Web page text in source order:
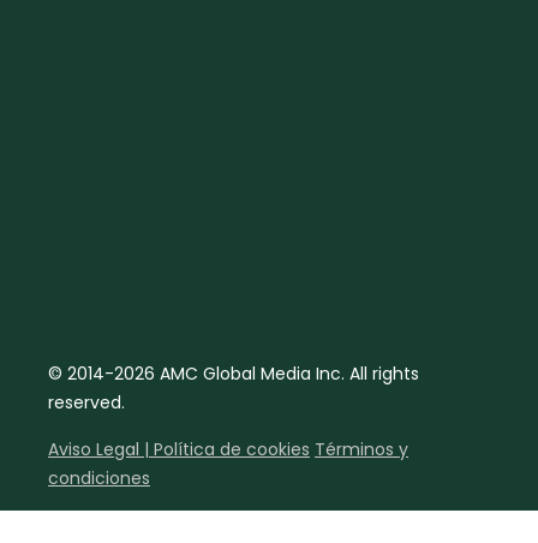
© 2014-2026 AMC Global Media Inc. All rights
reserved.
Aviso Legal | Política de cookies Términos y
condiciones